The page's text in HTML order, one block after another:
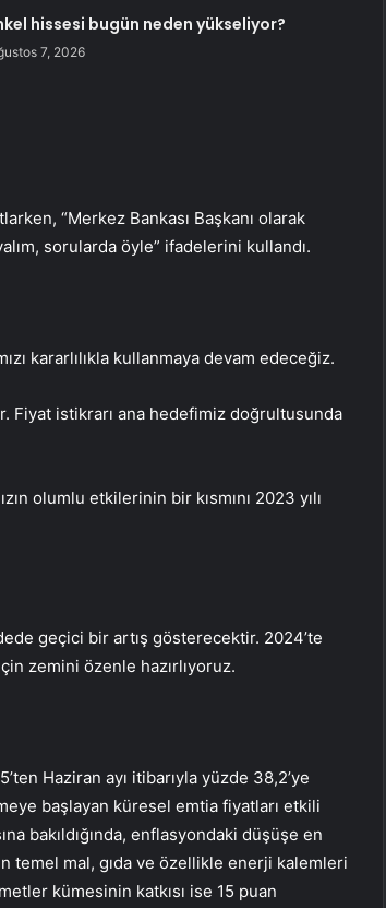
hissesi bugün neden yükseliyor?
7, 2026
“Merkez Bankası Başkanı olarak
sorularda öyle” ifadelerini kullandı.
kararlılıkla kullanmaya devam edeceğiz.
Fiyat istikrarı ana hedefimiz doğrultusunda
olumlu etkilerinin bir kısmını 2023 yılı
geçici bir artış gösterecektir. 2024’te
zemini özenle hazırlıyoruz.
Haziran ayı itibarıyla yüzde 38,2’ye
başlayan küresel emtia fiyatları etkili
bakıldığında, enflasyondaki düşüşe en
temel mal, gıda ve özellikle enerji kalemleri
kümesinin katkısı ise 15 puan